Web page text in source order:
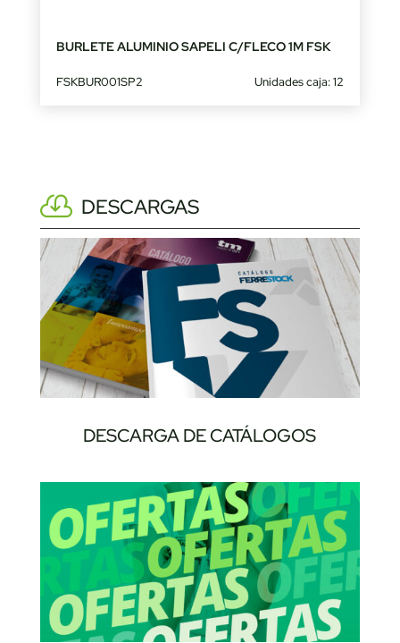
BURLETE ALUMINIO SAPELI C/FLECO 1M FSK
FSKBUR001SP2 Unidades caja: 12
DESCARGAS
DESCARGA DE CATÁLOGOS